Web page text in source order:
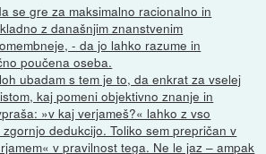
se gre za maksimalno racionalno in
z današnjim znanstvenim
- da jo lahko razume in
poučena oseba.
ubadam s tem je to, da enkrat za vselej
kaj pomeni objektivno znanje in
»v kaj verjameš?« lahko z vso
dedukcijo. Toliko sem prepričan v
v pravilnost tega. Ne le jaz – ampak